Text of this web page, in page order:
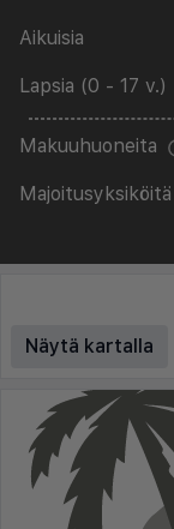
Aikuisia
Lapsia (0 - 17 v.)
Makuuhuoneita
Majoitusyksiköitä
Näytä kartalla